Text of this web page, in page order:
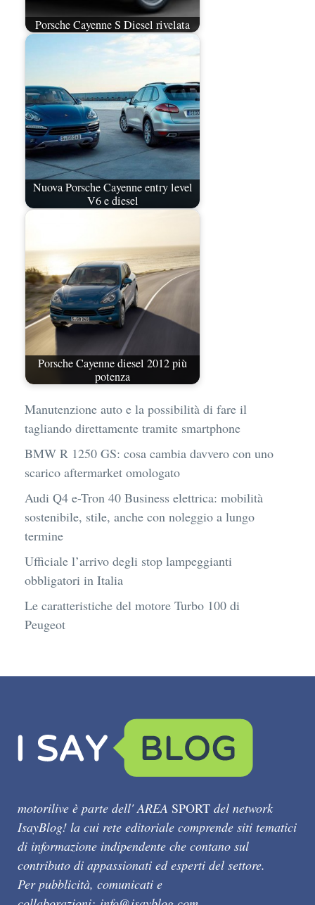
Porsche Cayenne S Diesel rivelata
Nuova Porsche Cayenne entry level
V6 e diesel
Porsche Cayenne diesel 2012 più
potenza
Manutenzione auto e la possibilità di fare il
tagliando direttamente tramite smartphone
BMW R 1250 GS: cosa cambia davvero con uno
scarico aftermarket omologato
Audi Q4 e-Tron 40 Business elettrica: mobilità
sostenibile, stile, anche con noleggio a lungo
termine
Ufficiale l’arrivo degli stop lampeggianti
obbligatori in Italia
Le caratteristiche del motore Turbo 100 di
Peugeot
motorilive è parte dell' AREA SPORT del network
IsayBlog! la cui rete editoriale comprende siti tematici
di informazione indipendente che contano sul
contributo di appassionati ed esperti del settore.
Per pubblicità, comunicati e